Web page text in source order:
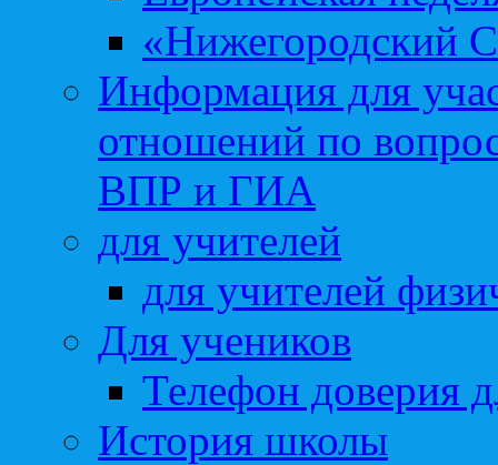
«Нижегородский
Информация для
отношений по
ВПР и ГИА
для учителей
для учителей
Для учеников
Телефон доверия
История школы